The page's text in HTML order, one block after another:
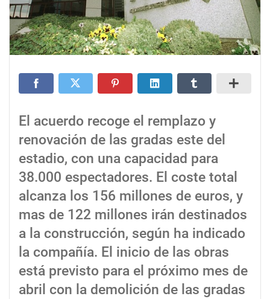
El acuerdo recoge el remplazo y
renovación de las gradas este del
estadio, con una capacidad para
38.000 espectadores. El coste total
alcanza los 156 millones de euros, y
mas de 122 millones irán destinados
a la construcción, según ha indicado
la compañía. El inicio de las obras
está previsto para el próximo mes de
abril con la demolición de las gradas